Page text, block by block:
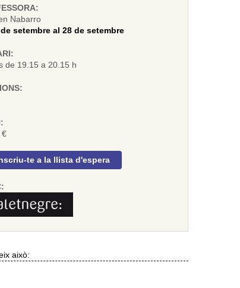
Nabarro
de setembre al 28 de setembre
de 19.15 a 20.15 h
€
te a la llista d'espera
això: